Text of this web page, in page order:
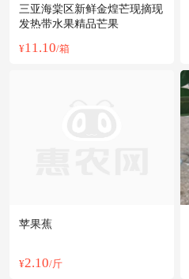
三亚海棠区新鲜金煌芒现摘现
发热带水果精品芒果
¥11.10/箱
苹果蕉
¥2.10/斤